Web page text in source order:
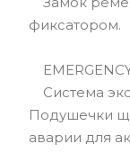
фиксатором.
Cистема
Подушечки
аварии для